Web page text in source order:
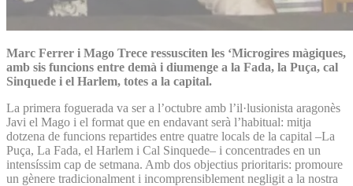
Marc Ferrer i Mago Trece ressusciten les ‘Microgires màgiques,
amb sis funcions entre demà i diumenge a la Fada, la Puça, cal
Sinquede i el Harlem, totes a la capital.
La primera foguerada va ser a l’octubre amb l’il·lusionista aragonès
Javi el Mago i el format que en endavant serà l’habitual: mitja
dotzena de funcions repartides entre quatre locals de la capital –La
Puça, La Fada, el Harlem i Cal Sinquede– i concentrades en un
intensíssim cap de setmana. Amb dos objectius prioritaris: promoure
un gènere tradicionalment i incomprensiblement negligit a la nostra